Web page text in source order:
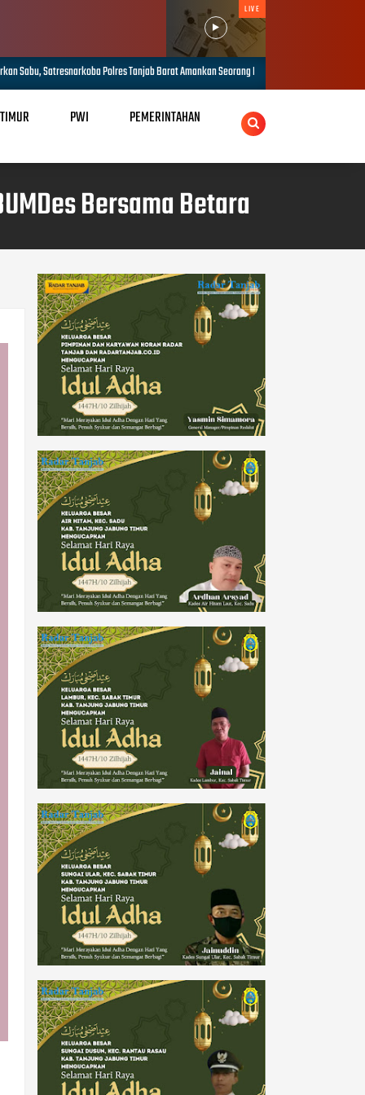
LIVE
Polres Tanjab Barat Amankan Seorang Pria di Lumahan
PWI PEMERINTAHAN
Bersama Betara